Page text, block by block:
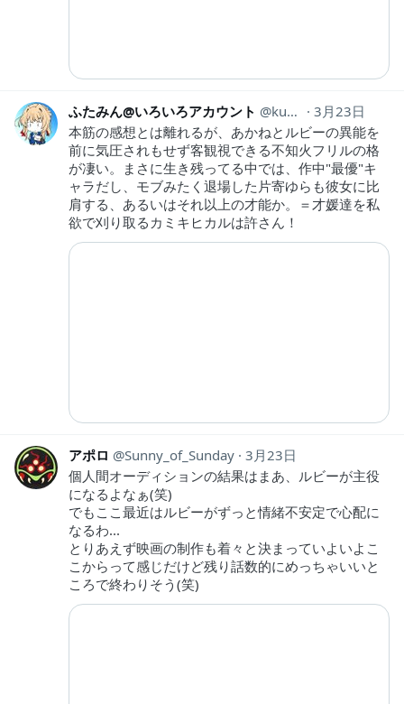
ふたみん@いろいろアカウント kumirei_shion
3月23日
本筋の感想とは離れるが、あかねとルビーの異能を
前に気圧されもせず客観視できる不知火フリルの格
が凄い。まさに生き残ってる中では、作中"最優"キ
ャラだし、モブみたく退場した片寄ゆらも彼女に比
肩する、あるいはそれ以上の才能か。＝才媛達を私
欲で刈り取るカミキヒカルは許さん！
アポロ Sunny_of_Sunday 3月23日
個人間オーディションの結果はまあ、ルビーが主役
になるよなぁ(笑)
でもここ最近はルビーがずっと情緒不安定で心配に
なるわ...
とりあえず映画の制作も着々と決まっていよいよこ
こからって感じだけど残り話数的にめっちゃいいと
ころで終わりそう(笑)